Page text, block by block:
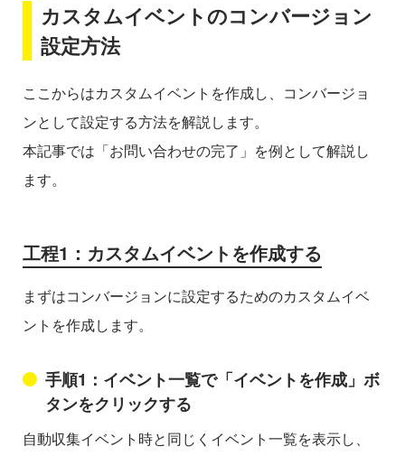
カスタムイベントのコンバージョン
設定方法
ここからはカスタムイベントを作成し、コンバージョ
ンとして設定する方法を解説します。
本記事では「お問い合わせの完了」を例として解説し
ます。
工程1：カスタムイベントを作成する
まずはコンバージョンに設定するためのカスタムイベ
ントを作成します。
手順1：イベント一覧で「イベントを作成」ボ
タンをクリックする
自動収集イベント時と同じくイベント一覧を表示し、